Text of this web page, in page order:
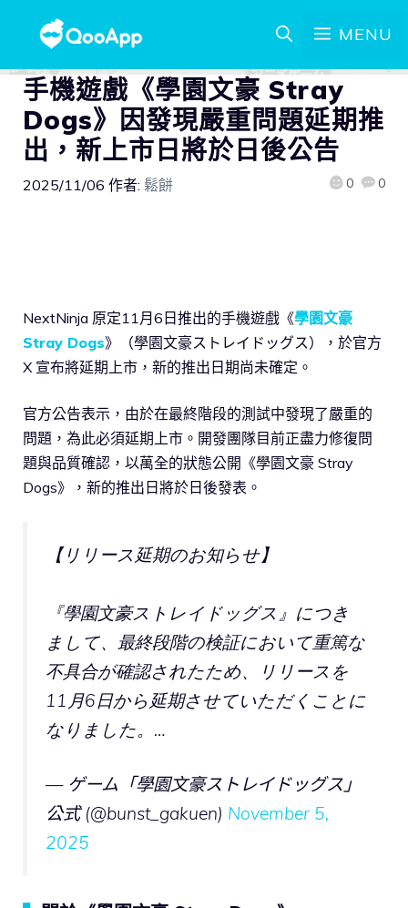
MENU
手機遊戲《學園文豪 Stray
Dogs》因發現嚴重問題延期推
出，新上市日將於日後公告
2025/11/06 作者: 鬆餅 0 0
NextNinja 原定11月6日推出的手機遊戲《學園文豪
Stray Dogs》（學園文豪ストレイドッグス），於官方
X 宣布將延期上市，新的推出日期尚未確定。
官方公告表示，由於在最終階段的測試中發現了嚴重的
問題，為此必須延期上市。開發團隊目前正盡力修復問
題與品質確認，以萬全的狀態公開《學園文豪 Stray
Dogs》，新的推出日將於日後發表。
【リリース延期のお知らせ】
『學園文豪ストレイドッグス』につき
まして、最終段階の検証において重篤な
不具合が確認されたため、リリースを
11月6日から延期させていただくことに
なりました。…
— ゲーム「學園文豪ストレイドッグス」
公式 (@bunst_gakuen) November 5,
2025